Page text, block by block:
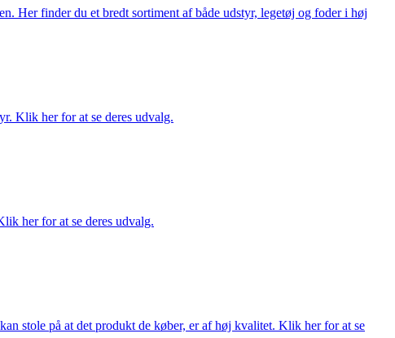
Her finder du et bredt sortiment af både udstyr, legetøj og foder i høj
Klik her for at se deres udvalg.
her for at se deres udvalg.
stole på at det produkt de køber, er af høj kvalitet. Klik her for at se